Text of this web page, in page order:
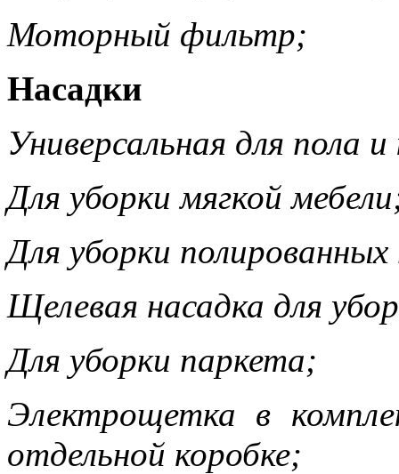
Моторный фильтр;
Насадки
Универсальная для пола
Для уборки мягкой
Для уборки
Щелевая насадка для
Для уборки паркета;
Электрощетка в
отдельной коробке;